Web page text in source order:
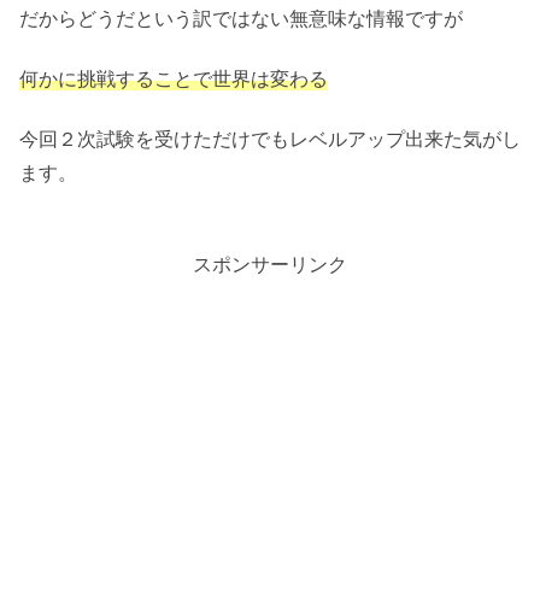
だからどうだという訳ではない無意味な情報ですが
何かに挑戦することで世界は変わる
今回２次試験を受けただけでもレベルアップ出来た気がし
ます。
スポンサーリンク